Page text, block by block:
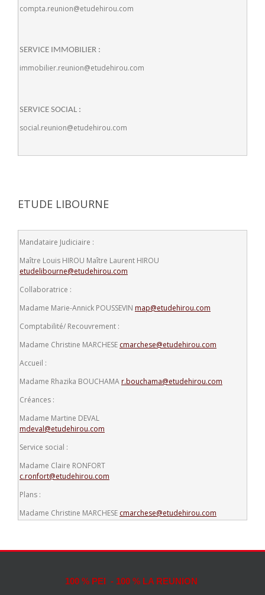
compta.reunion@etudehirou.com
SERVICE IMMOBILIER :
immobilier.reunion@etudehirou.com
SERVICE SOCIAL :
social.reunion@etudehirou.com
ETUDE LIBOURNE
Mandataire Judiciaire :
Maître Louis HIROU Maître Laurent HIROU
etudelibourne@etudehirou.com
Collaboratrice :
Madame Marie-Annick POUSSEVIN map@etudehirou.com
Comptabilité/ Recouvrement :
Madame Christine MARCHESE cmarchese@etudehirou.com
Accueil :
Madame Rhazika BOUCHAMA r.bouchama@etudehirou.com
Créances :
Madame Martine DEVAL
mdeval@etudehirou.com
Service social :
Madame Claire RONFORT
c.ronfort@etudehirou.com
Plans :
Madame Christine MARCHESE cmarchese@etudehirou.com
100 % PEI - 100 % LA REUNION